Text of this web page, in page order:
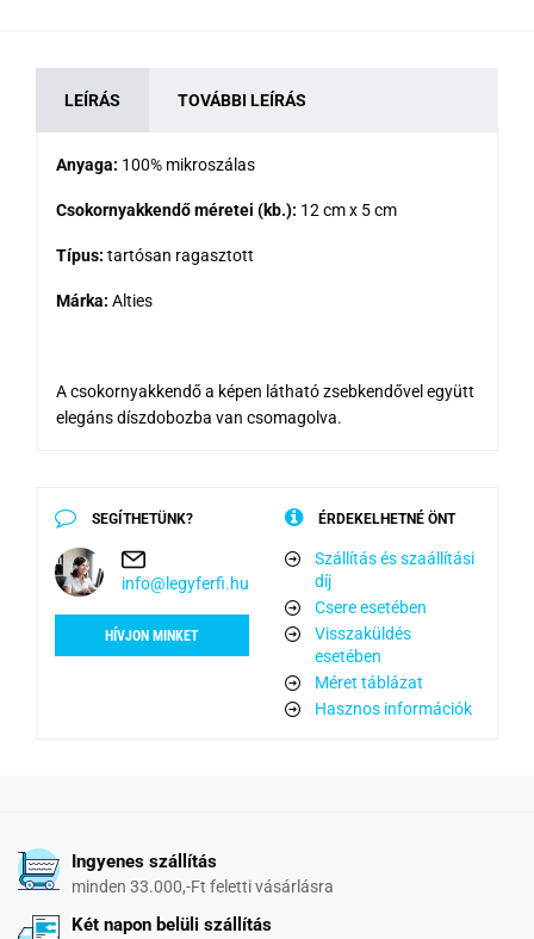
LEÍRÁS TOVÁBBI LEÍRÁS
Anyaga: 100% mikroszálas
Csokornyakkendő méretei (kb.): 12 cm x 5 cm
Típus: tartósan ragasztott
Márka: Alties
A csokornyakkendő a képen látható zsebkendővel együtt
elegáns díszdobozba van csomagolva.
SEGÍTHETÜNK?
info@legyferfi.hu
HÍVJON MINKET
ÉRDEKELHETNÉ ÖNT
Szállítás és szaállítási
díj
Csere esetében
Visszaküldés
esetében
Méret táblázat
Hasznos információk
Ingyenes szállítás
minden 33.000,-Ft feletti vásárlásra
Két napon belüli szállítás